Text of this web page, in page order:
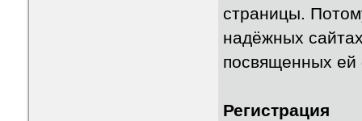
страницы.
надёжных
посвященных
Регистрация